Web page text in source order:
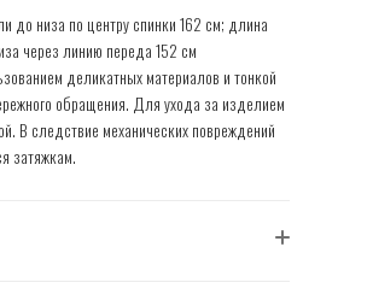
до низа по центру спинки 162 см; длина
через линию переда 152 см
деликатных материалов и тонкой
обращения. Для ухода за изделием
В следствие механических повреждений
затяжкам.